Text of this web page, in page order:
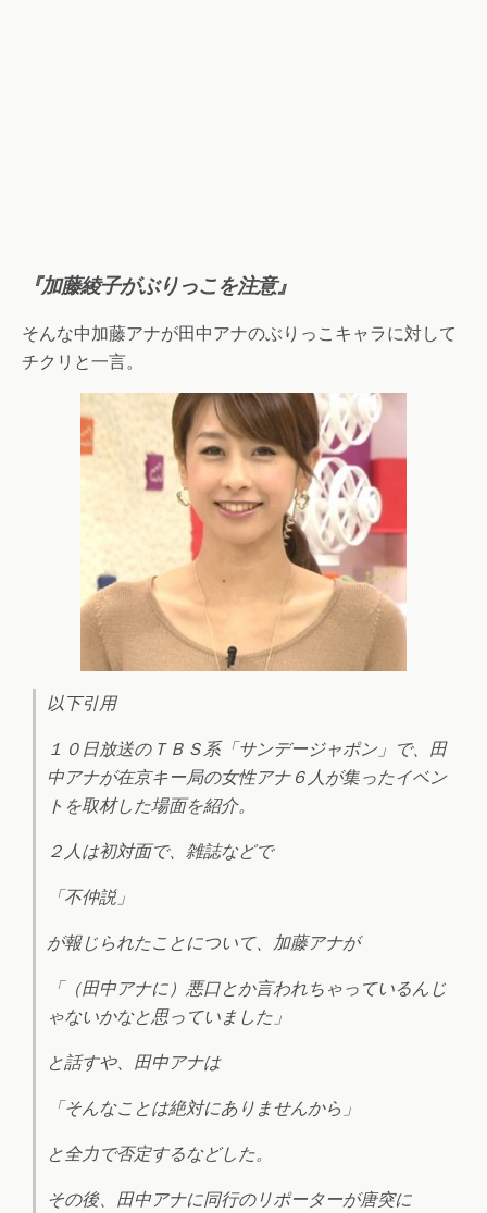
『加藤綾子がぶりっこを注意』
そんな中加藤アナが田中アナのぶりっこキャラに対して
チクリと一言。
以下引用
１０日放送のＴＢＳ系「サンデージャポン」で、田
中アナが在京キー局の女性アナ６人が集ったイベン
トを取材した場面を紹介。
２人は初対面で、雑誌などで
「不仲説」
が報じられたことについて、加藤アナが
「（田中アナに）悪口とか言われちゃっているんじ
ゃないかなと思っていました」
と話すや、田中アナは
「そんなことは絶対にありませんから」
と全力で否定するなどした。
その後、田中アナに同行のリポーターが唐突に